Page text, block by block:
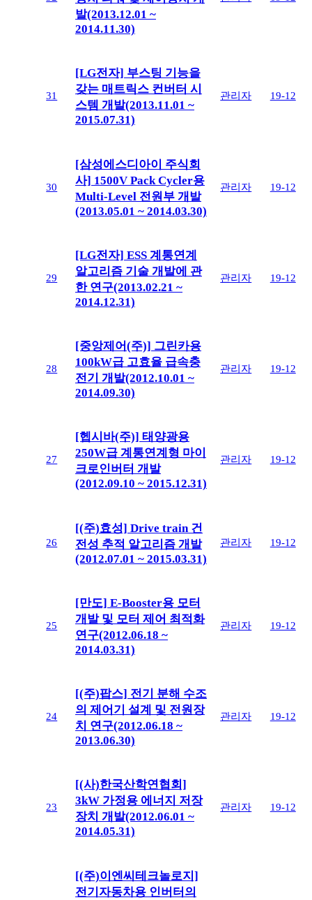
발(2013.12.01 ~
2014.11.30)
31
[LG전자] 부스팅 기능을
갖는 매트릭스 컨버터 시
스템 개발(2013.11.01 ~
2015.07.31)
관리자 19-12
30
[삼성에스디아이 주식회
사] 1500V Pack Cycler용
Multi-Level 전원부 개발
(2013.05.01 ~ 2014.03.30)
관리자 19-12
29
[LG전자] ESS 계통연계
알고리즘 기술 개발에 관
한 연구(2013.02.21 ~
2014.12.31)
관리자 19-12
28
[중앙제어(주)] 그린카용
100kW급 고효율 급속충
전기 개발(2012.10.01 ~
2014.09.30)
관리자 19-12
27
[헵시바(주)] 태양광용
250W급 계통연계형 마이
크로인버터 개발
(2012.09.10 ~ 2015.12.31)
관리자 19-12
26
[(주)효성] Drive train 건
전성 추적 알고리즘 개발
(2012.07.01 ~ 2015.03.31)
관리자 19-12
25
[만도] E-Booster용 모터
개발 및 모터 제어 최적화
연구(2012.06.18 ~
2014.03.31)
관리자 19-12
24
[(주)팝스] 전기 분해 수조
의 제어기 설계 및 전원장
치 연구(2012.06.18 ~
2013.06.30)
관리자 19-12
23
[(사)한국산학연협회]
3kW 가정용 에너지 저장
장치 개발(2012.06.01 ~
2014.05.31)
관리자 19-12
[(주)이엔씨테크놀로지]
전기자동차용 인버터의